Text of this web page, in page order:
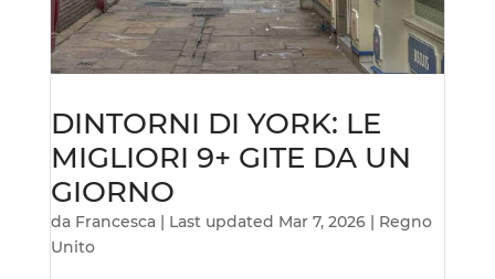
DINTORNI DI YORK: LE
MIGLIORI 9+ GITE DA UN
GIORNO
da Francesca| Last updated Mar 7, 2026| Regno
Unito